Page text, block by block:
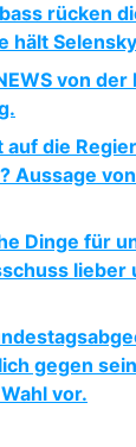
rücken
hält
von der
die
Aussage
Dinge für
lieber
gegen
vor.